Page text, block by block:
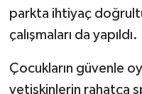
parkta ihtiyaç
çalışmaları da yapıldı.
Çocukların güvenle
yetişkinlerin rahatça